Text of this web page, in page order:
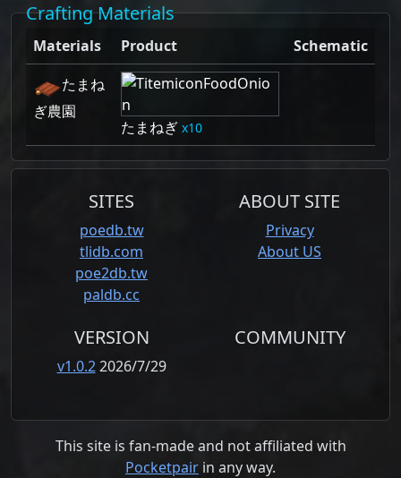
Crafting Materials
Materials Product
Schematic
たまね
ぎ農園
たまねぎ
10
SITES
poedb.tw
tlidb.com
poe2db.tw
paldb.cc
ABOUT SITE
Privacy
About US
VERSION
v1.0.22026/7/29
COMMUNITY
This site is fan-made and not affiliated with
Pocketpair in any way.